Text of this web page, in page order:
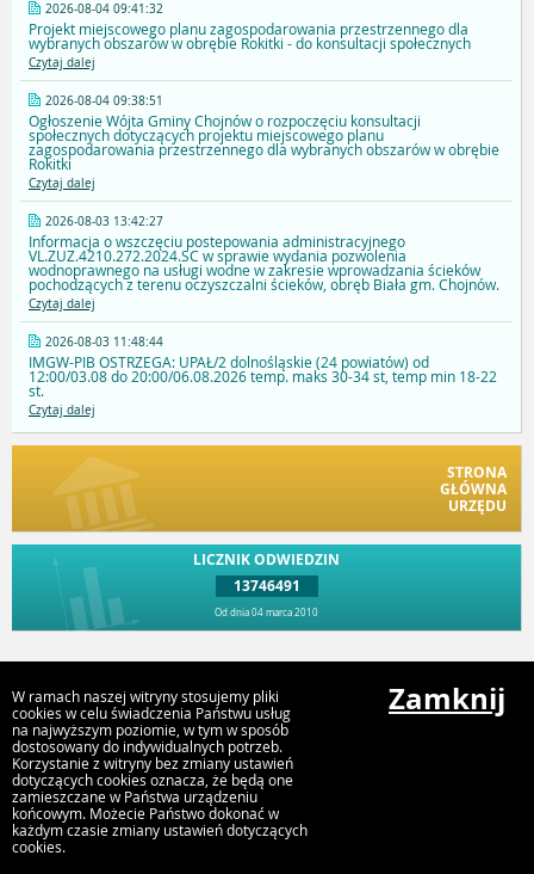
2026-08-04 09:41:32
Projekt miejscowego planu zagospodarowania przestrzennego dla
wybranych obszarów w obrębie Rokitki - do konsultacji społecznych
Czytaj dalej
2026-08-04 09:38:51
Ogłoszenie Wójta Gminy Chojnów o rozpoczęciu konsultacji
społecznych dotyczących projektu miejscowego planu
zagospodarowania przestrzennego dla wybranych obszarów w obrębie
Rokitki
Czytaj dalej
2026-08-03 13:42:27
Informacja o wszczęciu postepowania administracyjnego
VL.ZUZ.4210.272.2024.SC w sprawie wydania pozwolenia
wodnoprawnego na usługi wodne w zakresie wprowadzania ścieków
pochodzących z terenu oczyszczalni ścieków, obręb Biała gm. Chojnów.
Czytaj dalej
2026-08-03 11:48:44
IMGW-PIB OSTRZEGA: UPAŁ/2 dolnośląskie (24 powiatów) od
12:00/03.08 do 20:00/06.08.2026 temp. maks 30-34 st, temp min 18-22
st.
Czytaj dalej
STRONA
GŁÓWNA
URZĘDU
LICZNIK ODWIEDZIN
13746491
Od dnia 04 marca 2010
Urząd Gminy Chojnów
Fabryczna 1, 59-225 Chojnów
W ramach naszej witryny stosujemy pliki
cookies w celu świadczenia Państwu usług
na najwyższym poziomie, w tym w sposób
dostosowany do indywidualnych potrzeb.
Korzystanie z witryny bez zmiany ustawień
dotyczących cookies oznacza, że będą one
zamieszczane w Państwa urządzeniu
końcowym. Możecie Państwo dokonać w
każdym czasie zmiany ustawień dotyczących
cookies.
Zamknij